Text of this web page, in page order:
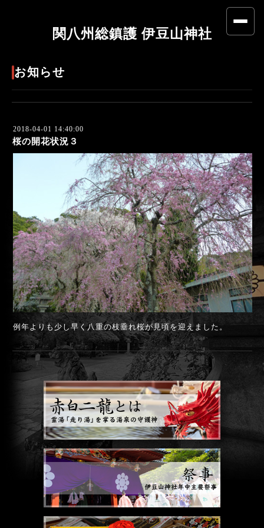
関八州総鎮護 伊豆山神社
お知らせ
2018-04-01 14:40:00
桜の開花状況３
例年よりも少し早く八重の枝垂れ桜が見頃を迎えました。